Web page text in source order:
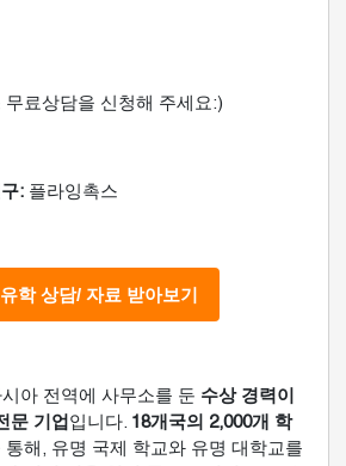
무료상담을 신청해 주세요:)
: 플라잉촉스
아 전역에 사무소를 둔 수상 경력이
문 기업 입니다. 18개국의 2,000개 학
통해, 유명 국제 학교와 유명 대학교를